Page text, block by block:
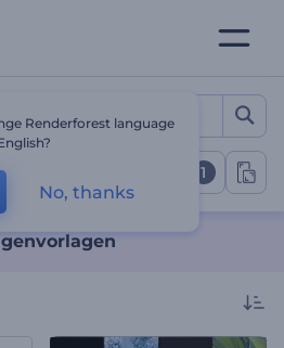
1
Renderforest language
No, thanks